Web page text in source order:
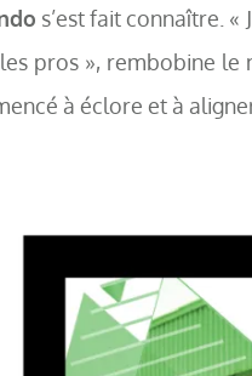
s’est fait connaître. «
pros », rembobine le
à éclore et à